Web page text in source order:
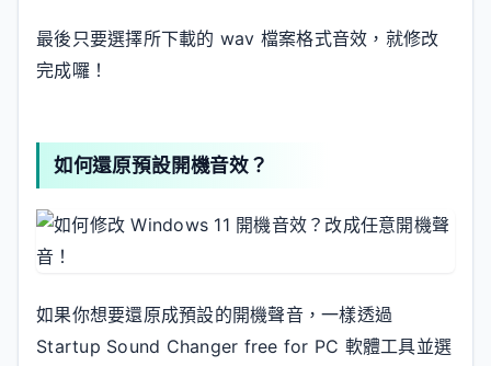
最後只要選擇所下載的 wav 檔案格式音效，就修改
完成囉！
如何還原預設開機音效？
如果你想要還原成預設的開機聲音，一樣透過
Startup Sound Changer free for PC 軟體工具並選